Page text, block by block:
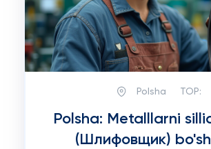
Polsha TOP:
Polsha: Metalllarni
(Шлифовщик)